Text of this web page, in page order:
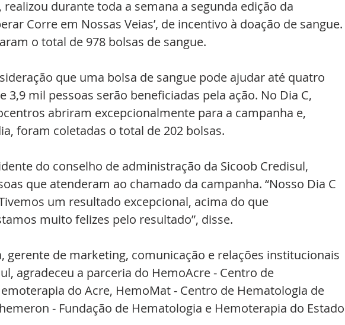
realizou durante toda a semana a segunda edição da
Corre em Nossas Veias’, de incentivo à doação de sangue.
o total de 978 bolsas de sangue.
que uma bolsa de sangue pode ajudar até quatro
3,9 mil pessoas serão beneficiadas pela ação. No Dia C,
abriram excepcionalmente para a campanha e,
foram coletadas o total de 202 bolsas.
do conselho de administração da Sicoob Credisul,
que atenderam ao chamado da campanha. “Nosso Dia C
um resultado excepcional, acima do que
muito felizes pelo resultado”, disse.
gerente de marketing, comunicação e relações institucionais
agradeceu a parceria do HemoAcre - Centro de
do Acre, HemoMat - Centro de Hematologia de
- Fundação de Hematologia e Hemoterapia do Estado